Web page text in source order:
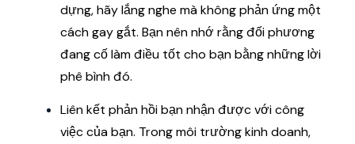
dựng, hãy lắng nghe mà không phản ứng một
cách gay gắt. Bạn nên nhớ rằng đối phương
đang cố làm điều tốt cho bạn bằng những lời
phê bình đó.
Liên kết phản hồi bạn nhận được với công
việc của bạn. Trong môi trường kinh doanh,